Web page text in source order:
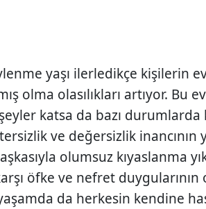
yaşı ilerledikçe kişilerin
olma olasılıkları artıyor. Bu
katsa da bazı durumlarda
ve değersizlik
olumsuz kıyaslanma
öfke ve nefret duygularının
da herkesin kendine